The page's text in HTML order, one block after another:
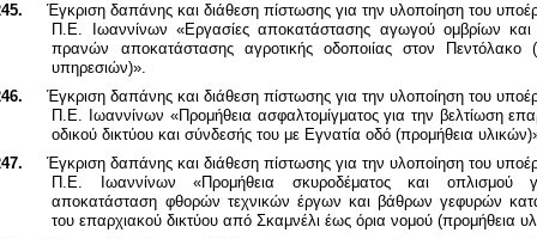
Έγκριση δαπάνης και διάθεση πίστωσης για την υλοποίηση του
Π.Ε. Ιωαννίνων «Εργασίες αποκατάστασης αγωγού ομβρίων και
πρανών αποκατάστασης αγροτικής οδοποιίας στον Πεντόλακο
υπηρεσιών)».
Έγκριση δαπάνης και διάθεση πίστωσης για την υλοποίηση του
Π.Ε. Ιωαννίνων «Προμήθεια ασφαλτομίγματος για την βελτίωση
οδικού δικτύου και σύνδεσής του με Εγνατία οδό(προμήθεια
Έγκριση δαπάνης και διάθεση πίστωσης για την υλοποίηση του
Π.Ε. Ιωαννίνων «Προμήθεια σκυροδέματος και οπλισμού
αποκατάσταση φθορών τεχνικών έργων και βάθρων γεφυρών
του επαρχιακού δικτύου από Σκαμνέλι έως όρια νομού (προμήθεια